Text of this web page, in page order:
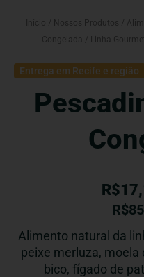
Início Nossos Produtos
Congelada
Linha
Entrega em Recife e região
R$
Alimento natural da
peixe merluza, moela
bico, fígado de